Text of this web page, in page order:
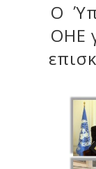
Ο
ΟΗΕ